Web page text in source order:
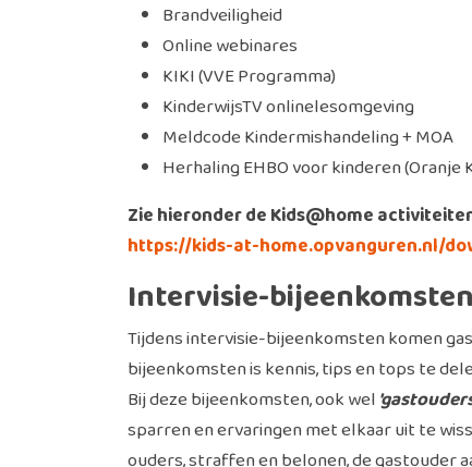
Brandveiligheid
Online webinares
KIKI (VVE Programma)
KinderwijsTV onlinelesomgeving
Meldcode Kindermishandeling + MOA
Herhaling EHBO voor kinderen
Zie hieronder de Kids@home
https://kids-at-home.opvanguren.nl/
Intervisie-bijeenkomsten
Tijdens intervisie-bijeenkomsten komen
bijeenkomsten is kennis, tips en tops te
Bij deze bijeenkomsten, ook wel
sparren en ervaringen met elkaar uit te